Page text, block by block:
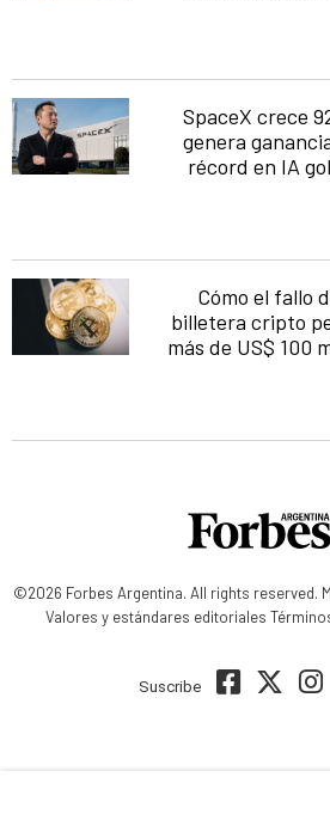
SpaceX crece
genera
récord en IA
Cómo el fallo
billetera cripto
más de US$ 100
©2026 Forbes Argentina. All rights reserved.
Valores y estándares editoriales
Suscribe